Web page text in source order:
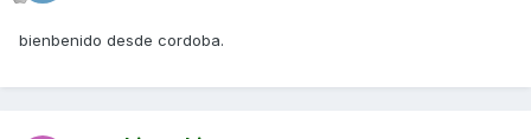
bienbenido desde cordoba.